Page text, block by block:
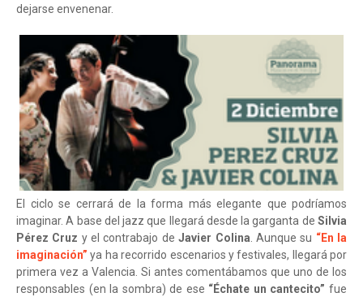
dejarse envenenar.
El ciclo se cerrará de la forma más elegante que podríamos
imaginar. A base del jazz que llegará desde la garganta de Silvia
Pérez Cruz y el contrabajo deJavier Colina. Aunque su “En la
imaginación” ya ha recorrido escenarios y festivales, llegará por
primera vez a Valencia. Si antes comentábamos que uno de los
responsables (en la sombra) de ese “Échate un cantecito” fue